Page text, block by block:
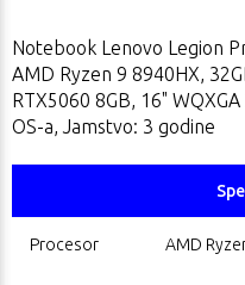
Notebook Lenovo Legion
AMD Ryzen 9 8940HX,
RTX5060 8GB, 16"
OS-a, Jamstvo: 3 godine
Procesor
AMD